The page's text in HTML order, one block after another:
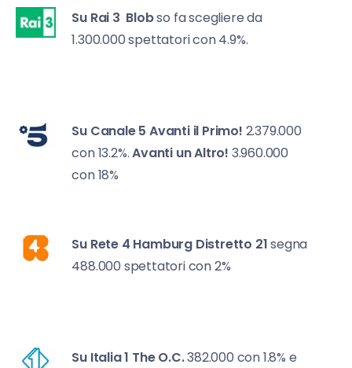
Su Rai 3 Blobso fa scegliere da
1.300.000 spettatori con 4.9%.
Su Canale 5 Avanti il Primo! 2.379.000
con 13.2%.Avanti un Altro! 3.960.000
con 18%
Su Rete 4 Hamburg Distretto 21segna
488.000 spettatori con 2%
Su Italia 1 The O.C.382.000 con 1.8% e